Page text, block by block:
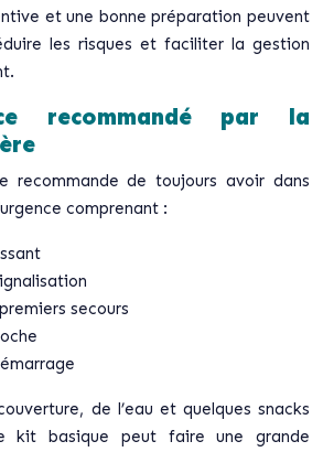
et une bonne préparation peuvent
les risques et faciliter la gestion
recommandé par la
recommande de toujours avoir dans
comprenant :
secours
de l’eau et quelques snacks
kit basique peut faire une grande